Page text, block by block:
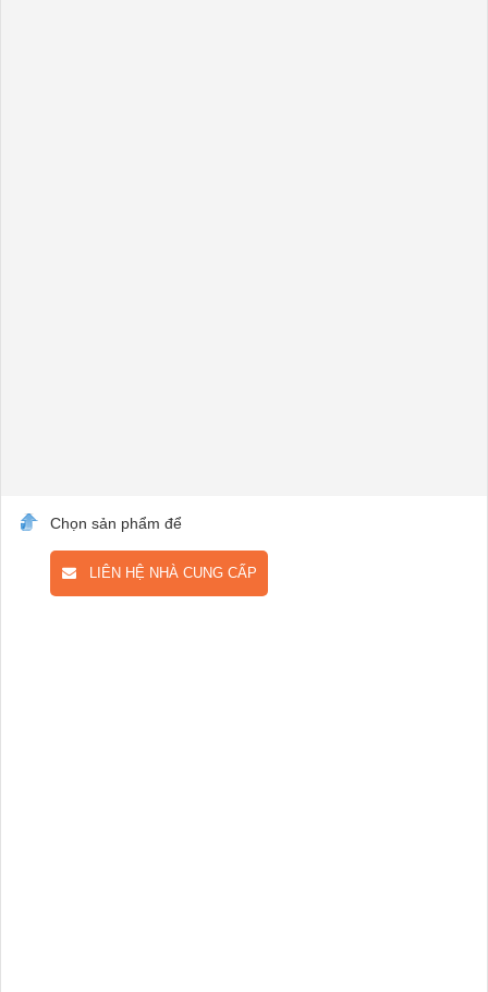
Chọn sản phẩm để
LIÊN HỆ NHÀ CUNG CẤP